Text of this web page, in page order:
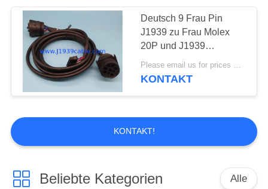
CAT 9 Pin und 14
Pin
9
Deutsch 9 Frau Pin
J1939 zu Frau Molex
20P und J1939
männlicher Teiler Y
verkabeln
Please email us for prices MOQ:100 Stück
KONTAKT
KONTAKT!
Beliebte Kategorien Alle